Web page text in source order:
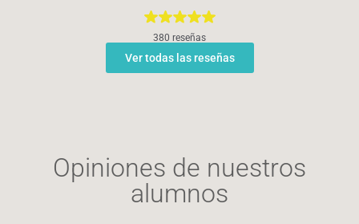
380 reseñas
Ver todas las reseñas
Opiniones de nuestros
alumnos